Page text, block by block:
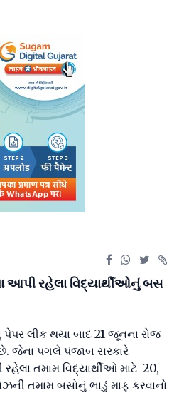
આપી રહેલા વિદ્યાર્થીઓનું બસ
પેપર લીક થયા બાદ 21 જૂનના રોજ
છે. જેના પગલે પંજાબ સરકારે
રહેલા તમામ વિદ્યાર્થીઓ માટે 20,
તમામ બસોનું ભાડું માફ કરવાનો